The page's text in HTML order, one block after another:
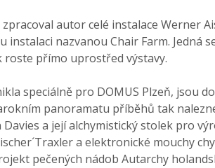
autor celé instalace Werner
instalaci nazvanou Chair Farm. Jedná
roste přímo uprostřed výstavy.
speciálně pro DOMUS Plzeň, jsou
panoramatu příběhů tak
a její alchymistický stolek pro
a elektronické mouchy
pečených nádob Autarchy